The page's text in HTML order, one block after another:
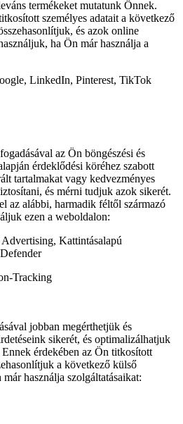
termékeket mutatunk Önnek.
személyes adatait a következő
és azok online
ha Ön már használja a
LinkedIn, Pinterest, TikTok
az Ön böngészési és
érdeklődési köréhez szabott
tartalmakat vagy kedvezményes
és mérni tudjuk azok sikerét.
az alábbi, harmadik féltől származó
ezen a weboldalon:
Kattintásalapú
Tracking
jobban megérthetjük és
sikerét, és optimalizálhatjuk
érdekében az Ön titkosított
a következő külső
használja szolgáltatásaikat: